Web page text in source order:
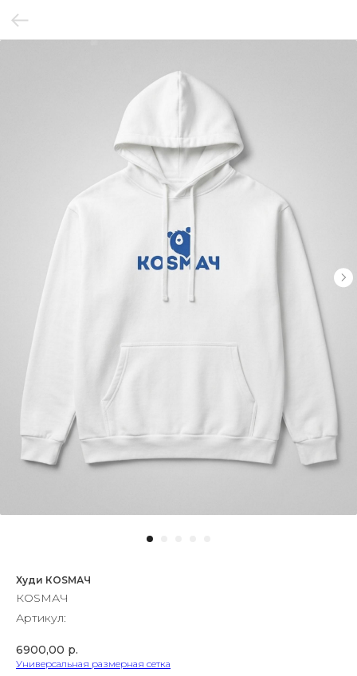
Худи КОSМАЧ
КОSМАЧ
Артикул:
6900,00 р.
Универсальная размерная сетка